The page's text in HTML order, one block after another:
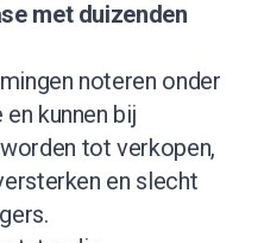
met duizenden
noteren onder
kunnen bij
tot verkopen,
en slecht